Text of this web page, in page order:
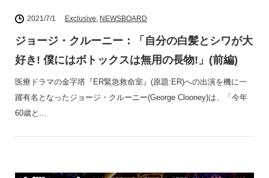
2021/7/1 Exclusive, NEWSBOARD
ジョージ・クルーニー：「自分の白髪とシワが大
好き! 僕にはボトックスは無用の長物!」(前編)
医療ドラマの金字塔『ER緊急救命室』(原題:ER)への出演を機に一
躍有名となったジョージ・クルーニー(George Clooney)は、「今年
60歳と…